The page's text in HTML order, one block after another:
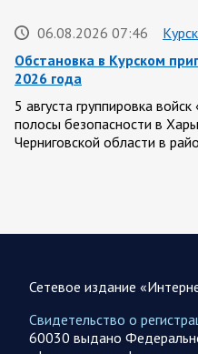
06.08.2026 07:46
Обстановка в Курском
2026 года
5 августа группировка
полосы безопасности в
Черниговской области в
05.08.2026 21:28
Олег Царев об Украине к
Агентство Bloomberg
Сетевое издание
Свидетельство о
60030 выдано